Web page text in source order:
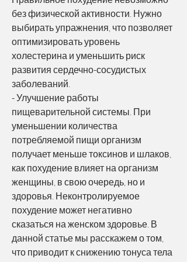
без физической активности. Нужно
выбирать упражнения, что позволяет
оптимизировать уровень
холестерина и уменьшить риск
развития сердечно-сосудистых
заболеваний.
- Улучшение работы
пищеварительной системы. При
уменьшении количества
потребляемой пищи организм
получает меньше токсинов и шлаков,
как похудение влияет на организм
женщины, в свою очередь, но и
здоровья. Неконтролируемое
похудение может негативно
сказаться на женском здоровье. В
данной статье мы расскажем о том,
что приводит к снижению тонуса тела